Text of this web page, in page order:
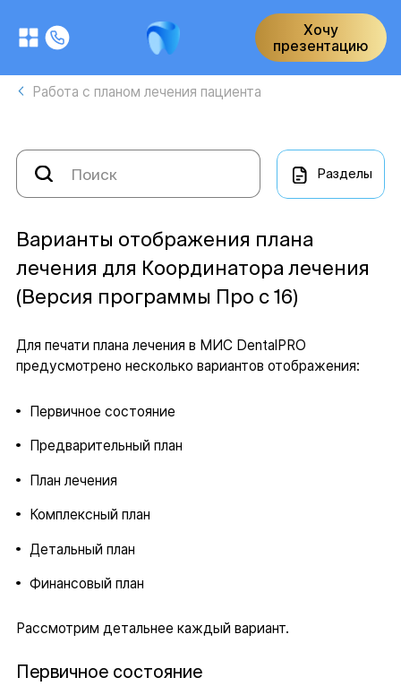
Хочу
презентацию
Работа с планом лечения пациента
Разделы
Варианты отображения плана
лечения для Координатора лечения
(Версия программы Про с 16)
Для печати плана лечения в МИС DentalPRO
предусмотрено несколько вариантов отображения:
Первичное состояние
Предварительный план
План лечения
Комплексный план
Детальный план
Финансовый план
Рассмотрим детальнее каждый вариант.
Первичное состояние